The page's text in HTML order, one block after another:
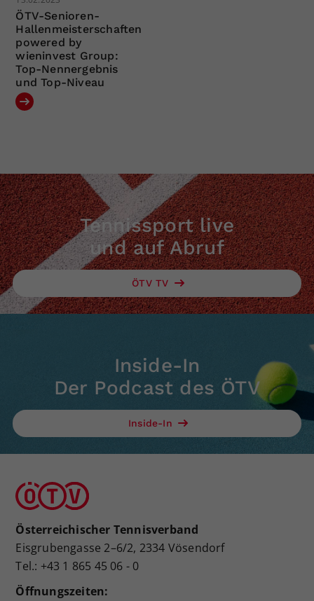
ÖTV-Senioren-
Hallenmeisterschaften
powered by
wieninvest Group:
Top-Nennergebnis
und Top-Niveau
Tennissport live
und auf Abruf
ÖTV TV
Inside-In
Der Podcast des ÖTV
Inside-In
Österreichischer Tennisverband
Eisgrubengasse 2–6/2, 2334 Vösendorf
Tel.: +43 1 865 45 06 - 0
Öffnungszeiten: